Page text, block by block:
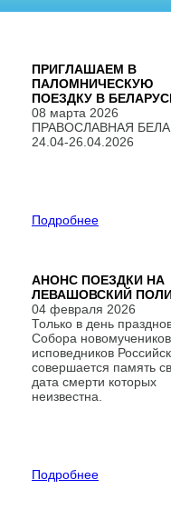
ПРИГЛАШАЕМ В
ПАЛОМНИЧЕСКУЮ
ПОЕЗДКУ В
08 марта 2026
ПРАВОСЛАВНАЯ
24.04-26.04.2026
Подробнее
АНОНС ПОЕЗДКИ НА
ЛЕВАШОВСКИЙ
04 февраля 2026
Только в день
Собора
исповедников
совершается память
дата смерти которых
неизвестна.
Подробнее